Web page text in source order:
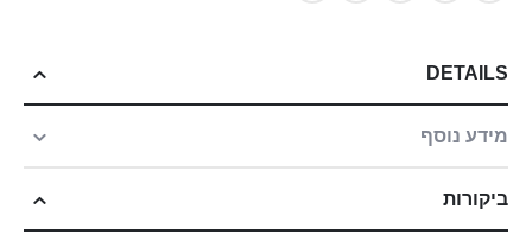
DETAILS
מידע נוסף
ביקורות